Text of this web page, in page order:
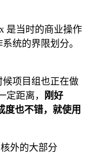
是当时的商业操作
统的界限划分。
项目组也正在做
定距离，
刚好
度也不错，就使用
外的大部分